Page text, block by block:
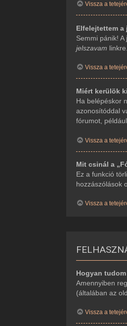
Vissza a
Elfelejtettem a
Semmi pánik!
jelszavam
Vissza a
Miért kerülök
Ha belépéskor
azonosítóddal
fórumot,
Vissza a
Mit csinál a
Ez a funkció
hozzászólások
Vissza a
Hogyan
Amennyiben
(általában az
Vissza a